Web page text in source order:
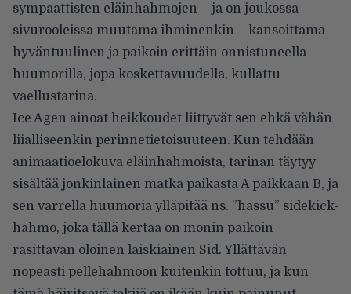
sympaattisten eläinhahmojen – ja on joukossa
sivurooleissa muutama ihminenkin – kansoittama
hyväntuulinen ja paikoin erittäin onnistuneella
huumorilla, jopa koskettavuudella, kullattu
vaellustarina.
Ice Agen ainoat heikkoudet liittyvät sen ehkä vähän
liialliseenkin perinnetietoisuuteen. Kun tehdään
animaatioelokuva eläinhahmoista, tarinan täytyy
sisältää jonkinlainen matka paikasta A paikkaan B, ja
sen varrella huumoria ylläpitää ns. ”hassu” sidekick-
hahmo, joka tällä kertaa on monin paikoin
rasittavan oloinen laiskiainen Sid. Yllättävän
nopeasti pellehahmoon kuitenkin tottuu, ja kun